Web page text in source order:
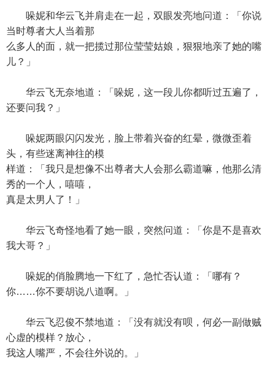
哚妮和华云飞并肩走在一起，双眼发亮地问道：「你说
当时尊者大人当着那
么多人的面，就一把揽过那位莹莹姑娘，狠狠地亲了她的嘴
儿？」
华云飞无奈地道：「哚妮，这一段儿你都听过五遍了，
还要问我？」
哚妮两眼闪闪发光，脸上带着兴奋的红晕，微微歪着
头，有些迷离神往的模
样道：「我只是想像不出尊者大人会那么霸道嘛，他那么清
秀的一个人，嘻嘻，
真是太男人了！」
华云飞奇怪地看了她一眼，突然问道：「你是不是喜欢
我大哥？」
哚妮的俏脸腾地一下红了，急忙否认道：「哪有？
你……你不要胡说八道啊。」
华云飞忍俊不禁地道：「没有就没有呗，何必一副做贼
心虚的模样？放心，
我这人嘴严，不会往外说的。」